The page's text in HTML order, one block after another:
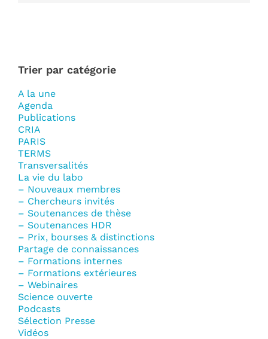
Trier par catégorie
A la une
Agenda
Publications
CRIA
PARIS
TERMS
Transversalités
La vie du labo
– Nouveaux membres
– Chercheurs invités
– Soutenances de thèse
– Soutenances HDR
– Prix, bourses & distinctions
Partage de connaissances
– Formations internes
– Formations extérieures
– Webinaires
Science ouverte
Podcasts
Sélection Presse
Vidéos